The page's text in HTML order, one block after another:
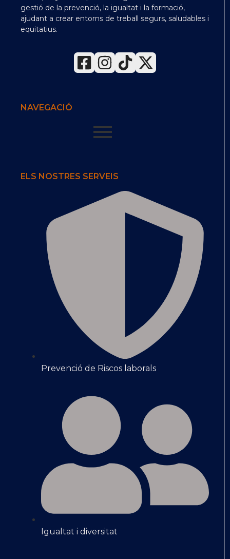
gestió de la prevenció, la igualtat i la formació,
ajudant a crear entorns de treball segurs, saludables i
equitatius.
NAVEGACIÓ
ELS NOSTRES SERVEIS
Prevenció de Riscos laborals
Igualtat i diversitat